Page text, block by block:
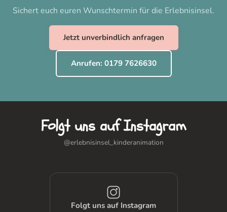
Sichert euch euren Wunschtermin für die Erlebnisinsel.
Jetzt unverbindlich anfragen
Anrufen: 0179 7626630
Folgt uns auf Instagram
@erlebnisinsel_kinderanimation
Folgt uns auf Instagram